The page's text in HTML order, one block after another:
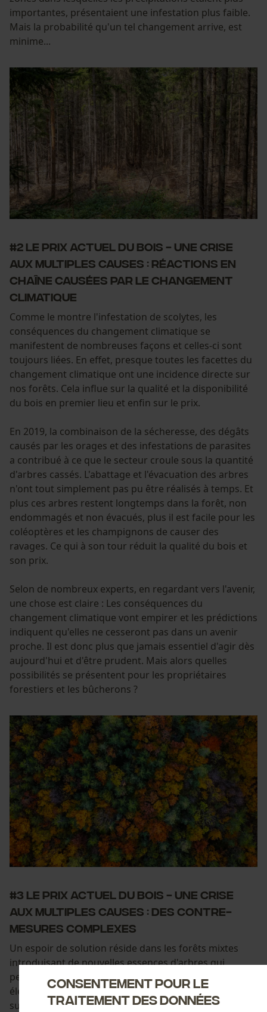
importantes, présentaient une infestation plus faible.
Mais la probabilité qu'un tel changement arrive, est
minime...
#2 Le prix actuel du bois - une crise
aux multiples causes : Réactions en
chaîne causées par le changement
climatique
Comme le montre l'infestation de scolytes, les
conséquences du changement climatique se
manifestent de nombreuses façons et celles-ci sont
toujours liées. En effet, presque toutes les facettes du
changement climatique ont une incidence directe sur
nos forêts. Cela influe sur la qualité et la disponibilité
du bois en premier lieu et enfin sur le prix.
En 2019, la combinaison de la sécheresse, des dégâts
causés par les orages et des infestations de parasites
a contribué à ce que le secteur croule sous la quantité
d'arbres cassés. L'abattage et l'évacuation des arbres
n'ont tout simplement pas pu être réalisés à temps. Et
plus ces arbres restent longtemps dans la forêt, non
endommagés et non évacués, plus il est facile pour les
coléoptères et les champignons de causer des
ravages. Ce qui à son tour réduit la qualité du bois et
son prix.
Selon de nombreux experts, en regardant vers l'avenir,
une chose est claire : Les conséquences du
changement climatique vont empirer et les prédictions
indiquent qu'elles ne cesseront pas dans un avenir
proche. Il est donc plus que jamais essentiel d'agir dès
aujourd'hui et d'être prudent. Mais alors quelles
possibilités se présentent pour les propriétaires
forestiers et les bûcherons ?
#3 Le prix actuel du bois - une crise
aux multiples causes : des contre-
mesures complexes
Un espoir de solution réside dans les forêts mixtes
introduisant de nouvelles essences d'arbres qui
peuvent mieux supporter des températures plus
élevées. Des espèces précieuses telles que l'épicéa et
surtout les peuplements purs pourraient bientôt être
Consentement pour le
traitement des données